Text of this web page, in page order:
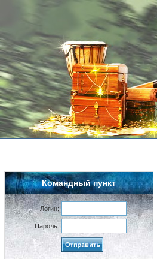
Командный пункт
Логин:
Пароль: